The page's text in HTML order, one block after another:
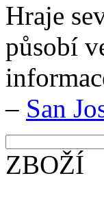
Hraje
působí
– San
ZBOŽÍ